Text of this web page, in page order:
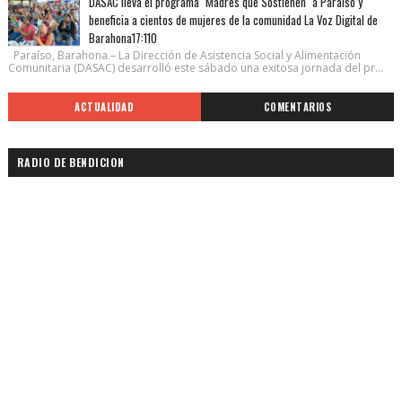
beneficia a cientos de mujeres de la comunidad La Voz Digital de
Barahona17:110
Paraíso, Barahona.– La Dirección de Asistencia Social y Alimentación
Comunitaria (DASAC) desarrolló este sábado una exitosa jornada del pr...
ACTUALIDAD COMENTARIOS
RADIO DE BENDICION